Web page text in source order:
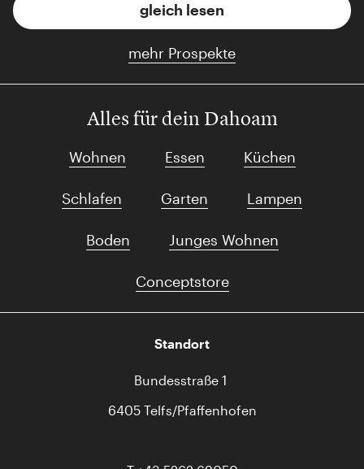
gleich lesen
mehr Prospekte
Alles für dein Dahoam
Wohnen Essen Küchen
Schlafen Garten Lampen
Boden Junges Wohnen
Conceptstore
Standort
Bundesstraße 1
6405 Telfs/Pfaffenhofen